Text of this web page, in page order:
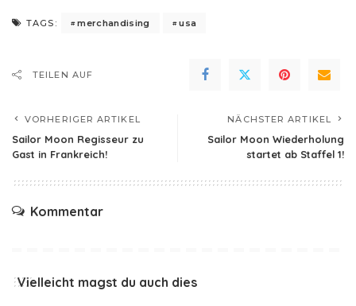
TAGS: merchandising usa
TEILEN AUF
VORHERIGER ARTIKEL
Sailor Moon Regisseur zu
Gast in Frankreich!
NÄCHSTER ARTIKEL
Sailor Moon Wiederholung
startet ab Staffel 1!
Kommentar
Vielleicht magst du auch dies